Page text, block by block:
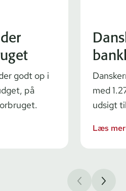
godt op i
på
med
udsigt
Læs